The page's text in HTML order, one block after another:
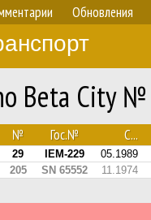
Обновления
Beta City
№ Гос.№ С...
29 IEM-229 05.1989
205 SN 65552 11.1974